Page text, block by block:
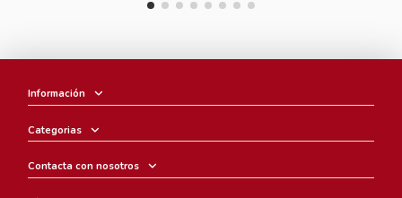
Información
Categorias
Contacta con nosotros